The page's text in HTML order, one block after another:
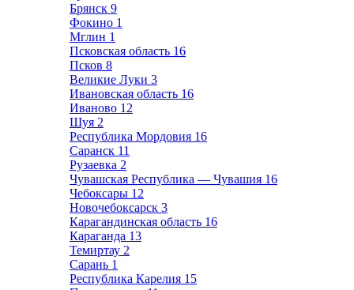
Брянск 9
Фокино 1
Мглин 1
Псковская область 16
Псков 8
Великие Луки 3
Ивановская область 16
Иваново 12
Шуя 2
Республика Мордовия 16
Саранск 11
Рузаевка 2
Чувашская Республика — Чувашия 16
Чебоксары 12
Новочебоксарск 3
Карагандинская область 16
Караганда 13
Темиртау 2
Сарань 1
Республика Карелия 15